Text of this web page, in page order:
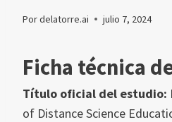
Pordelatorre.ai julio 7, 2024
Ficha técnica
Título oficial del estudio:
of Distance Science